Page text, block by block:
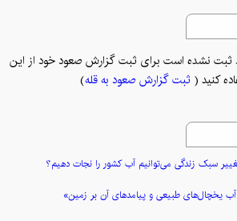
ثبت نشده است برای ثبت گزارش صعود خود از این
(
ثبت گزارش صعود به قله)
سبک زندگی می‌توانیم آب کشور را نجات دهیم؟
یخچال‌های طبیعی و پیامدهای آن بر زمین»